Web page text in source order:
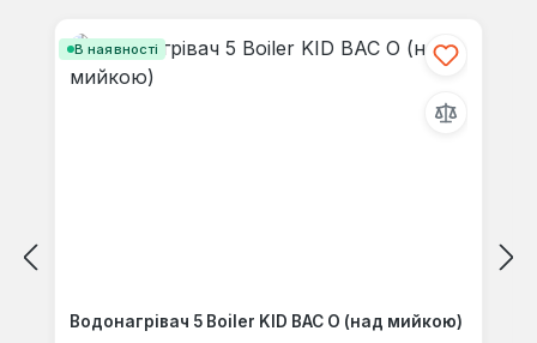
В наявності
Водонагрівач 5 Boiler KID BAC O (над мийкою)